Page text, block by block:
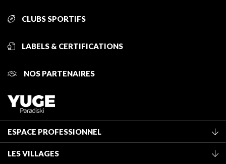
CLUBS SPORTIFS
LABELS & CERTIFICATIONS
NOS PARTENAIRES
ESPACE PROFESSIONNEL
LES VILLAGES